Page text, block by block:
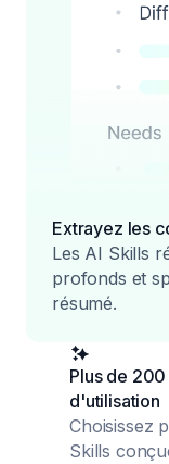
Extrayez les
Les AI Skills
profonds et
résumé.
Plus de
d'utilisation
Choisissez
Skills